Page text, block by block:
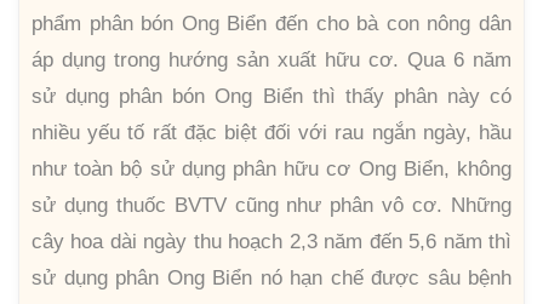
phẩm phân bón Ong Biển đến cho bà con nông dân
áp dụng trong hướng sản xuất hữu cơ. Qua 6 năm
sử dụng phân bón Ong Biển thì thấy phân này có
nhiều yếu tố rất đặc biệt đối với rau ngắn ngày, hầu
như toàn bộ sử dụng phân hữu cơ Ong Biển, không
sử dụng thuốc BVTV cũng như phân vô cơ. Những
cây hoa dài ngày thu hoạch 2,3 năm đến 5,6 năm thì
sử dụng phân Ong Biển nó hạn chế được sâu bệnh